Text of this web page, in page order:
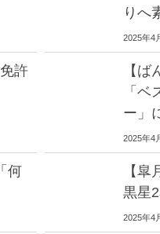
りへ
2025年4
許
【
「
ー」
2025年4
何
【
黒星
2025年4